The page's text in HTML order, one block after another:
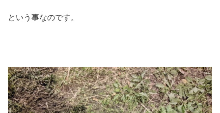
という事なのです。